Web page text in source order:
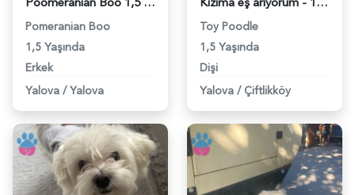
Pomeranian Boo
1,5 Yaşında
Erkek
Yalova / Yalova
Toy Poodle
1,5 Yaşında
Dişi
Yalova / Çiftlikköy